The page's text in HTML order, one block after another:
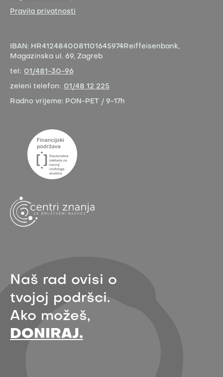
Pravila privatnosti
IBAN: HR4124840081101645974 Reiffeisenbank,
Magazinska ul. 69, Zagreb
tel: 01/481-30-96
zeleni telefon: 01/48 12 225
Radno vrijeme: PON-PET / 9-17h
Naš rad ovisi o
tvojoj podršci.
Ako možeš,
DONIRAJ.